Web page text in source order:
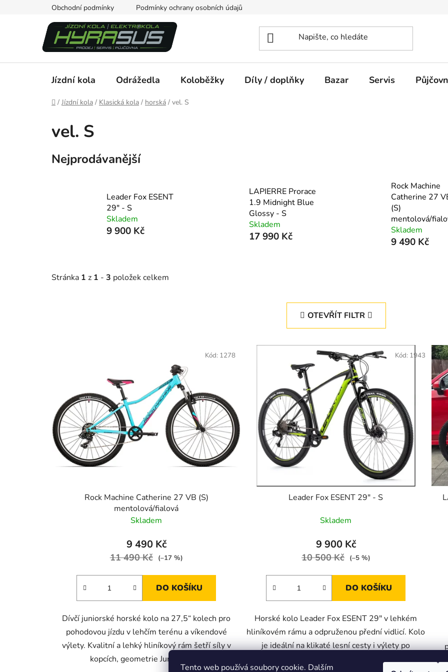
Tento web používá soubory cookie. Dalším
Obchodní podmínky Podmínky ochrany osobních údajů
Jízdní kola Odrážedla Koloběžky Díly / doplňky Bazar Servis
Domů
/ Jízdní kola / Klasická kola / horská / vel. S
vel. S
Nejprodávanější
Leader Fox ESENT
29" - S
Skladem
9 900 Kč
LAPIERRE Prorace
1.9 Midnight Blue
Glossy - S
Skladem
17 990 Kč
Rock Machine
Catherine 27
(S)
mentolová/
Skladem
9 490 Kč
Stránka 1 z 1 - 3 položek celkem
OTEVŘÍT FILTR
p
r
o
d
Rock Machine Catherine 27 VB (S)
mentolová/fialová
Skladem
9 490 Kč
11 490 Kč (–17 %)
DO KOŠÍKU
Dívčí juniorské horské kolo na 27,5“ kolech pro
pohodovou jízdu v lehčím terénu a víkendové
výlety. Kvalitní a lehký hliníkový rám šetří síly v
kopcích, geometrie Junior Fun...
Kód: 1278
Leader Fox ESENT 29" - S
Skladem
9 900 Kč
10 500 Kč (–5 %)
DO KOŠÍKU
Horské kolo Leader Fox ESENT 29" v lehkém
hliníkovém rámu a odpruženou přední vidlicí. Kolo
je ideální na klikaté lesní cesty i výlety po
cyklostezkách. Je vhodné pro...
Kód: 1943